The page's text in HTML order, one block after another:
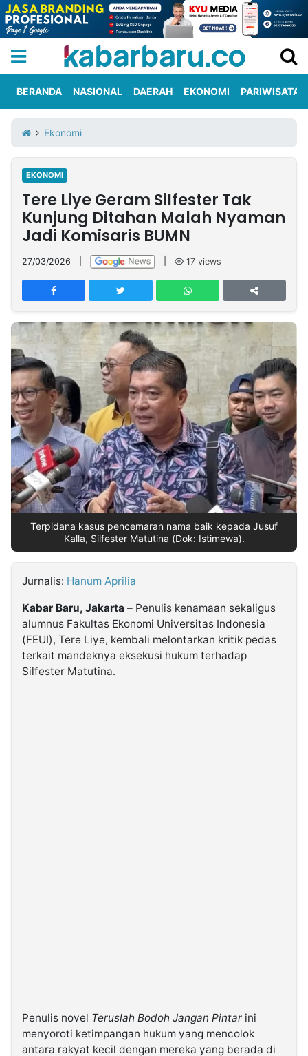
Iklan
Berita
Kami
Nasional
International
Olahraga
Entertainment
Daerah
Pariwisata
Kuliner
Kolom
Network
PT
TREETAN
INDONESIA
Partner
Insight
NTB
Suara
Time
Lens
IDN
Daily
Jogja
Jalan
Rakyat
Idealita
News
Kita
Notice
Dinamikapost.com
Radar
Baru
Seedbacklink
Follow
Kabarbaru
Kabarbaru.co
2026
BERANDA NASIONAL DAERAH EKONOMI PARIWISATA
Ekonomi
EKONOMI
Tere Liye Geram Silfester Tak
Kunjung Ditahan Malah Nyaman
Jadi Komisaris BUMN
27/03/2026 17 views
Terpidana kasus pencemaran nama baik kepada Jusuf
Kalla, Silfester Matutina (Dok: Istimewa).
Jurnalis: Hanum Aprilia
Kabar Baru, Jakarta – Penulis kenamaan sekaligus
alumnus Fakultas Ekonomi Universitas Indonesia
(FEUI), Tere Liye, kembali melontarkan kritik pedas
terkait mandeknya eksekusi hukum terhadap
Silfester Matutina.
Penulis novel Teruslah Bodoh Jangan Pintar ini
menyoroti ketimpangan hukum yang mencolok
antara rakyat kecil dengan mereka yang berada di